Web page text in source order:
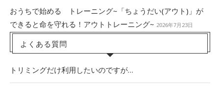
おうちで始める トレーニング~「ちょうだい(アウト)」が
できると命を守れる！アウトトレーニング~ 2026年7月23日
よくある質問
トリミングだけ利用したいのですが…